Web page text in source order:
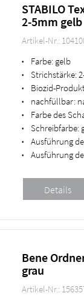
STABILO
2-5mm gelb
Artikel-Nr.:
• Farbe: gelb
• Strichstärke:
• Biozid-
• nachfüllbar:
• Farbe des
• Schreibfarbe:
• Ausführung
• Ausführung
Bene
grau
Artikel-Nr.: